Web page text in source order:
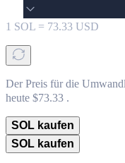
1 SOL = 73.33 USD
Der Preis für die
heute $73.33 .
SOL kaufen
SOL kaufen